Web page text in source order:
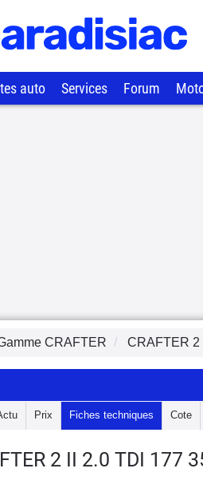
auto Services Forum
CRAFTER CRAFTER 2
Prix Fiches techniques Cote
2 II 2.0 TDI 177